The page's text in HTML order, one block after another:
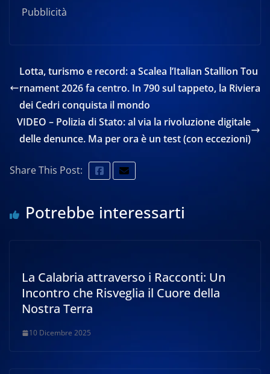
Pubblicità
Lotta, turismo e record: a Scalea l’Italian Stallion Tou
rnament 2026 fa centro. In 790 sul tappeto, la Riviera
dei Cedri conquista il mondo
VIDEO – Polizia di Stato: al via la rivoluzione digitale
delle denunce. Ma per ora è un test (con eccezioni)
Share This Post:
Potrebbe interessarti
La Calabria attraverso i Racconti: Un
Incontro che Risveglia il Cuore della
Nostra Terra
10 Dicembre 2025